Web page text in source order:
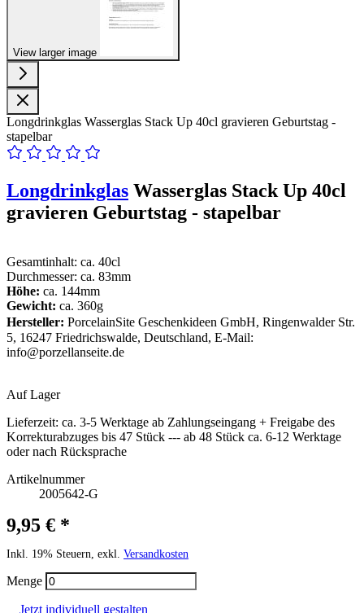
View larger image
Longdrinkglas Wasserglas Stack Up 40cl gravieren Geburtstag -
stapelbar
Longdrinkglas Wasserglas Stack Up 40cl
gravieren Geburtstag - stapelbar
Gesamtinhalt: ca. 40cl
Durchmesser: ca. 83mm
Höhe: ca. 144mm
Gewicht: ca. 360g
Hersteller: PorcelainSite Geschenkideen GmbH, Ringenwalder Str.
5, 16247 Friedrichswalde, Deutschland, E-Mail:
info@porzellanseite.de
Auf Lager
Lieferzeit: ca. 3-5 Werktage ab Zahlungseingang + Freigabe des
Korrekturabzuges bis 47 Stück --- ab 48 Stück ca. 6-12 Werktage
oder nach Rücksprache
Artikelnummer
2005642-G
9,95 € *
Inkl. 19% Steuern, exkl. Versandkosten
Menge
Jetzt individuell gestalten